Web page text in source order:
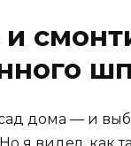
дома — и